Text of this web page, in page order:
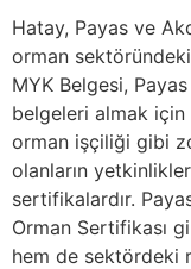
Hatay, Payas ve
orman
MYK Belgesi,
belgeleri almak
orman işçiliği gibi
olanların
sertifikalardır.
Orman Sertifikası
hem de sektördeki